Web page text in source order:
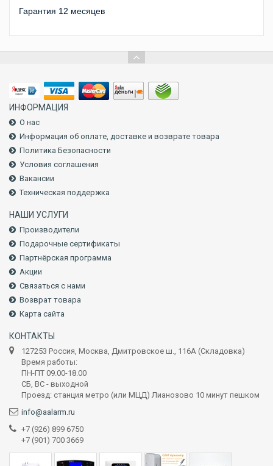
Гарантия 12 месяцев
ИНФОРМАЦИЯ
О нас
Информация об оплате, доставке и возврате товара
Политика Безопасности
Условия соглашения
Вакансии
Техническая поддержка
НАШИ УСЛУГИ
Производители
Подарочные сертификаты
Партнёрская программа
Акции
Связаться с нами
Возврат товара
Карта сайта
КОНТАКТЫ
127253 Россия, Москва, Дмитровское ш., 116А (Складовка)
Время работы:
ПН-ПТ 09.00-18.00
СБ, ВС - выходной
Проезд: станция метро (или МЦД) Лианозово 10 минут пешком
info@aalarm.ru
+7 (926) 899 6750
+7 (901) 700 3669